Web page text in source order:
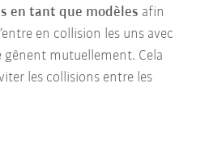
en tant que modèles afin
en collision les uns avec
gênent mutuellement. Cela
les collisions entre les